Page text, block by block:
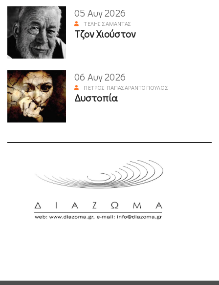
05 Αυγ 2026
ΤΈΛΗΣ ΣΑΜΑΝΤΆΣ
Τζον Χιούστον
06 Αυγ 2026
ΠΈΤΡΟΣ ΠΑΠΑΣΑΡΑΝΤΌΠΟΥΛΟΣ
Δυστοπία